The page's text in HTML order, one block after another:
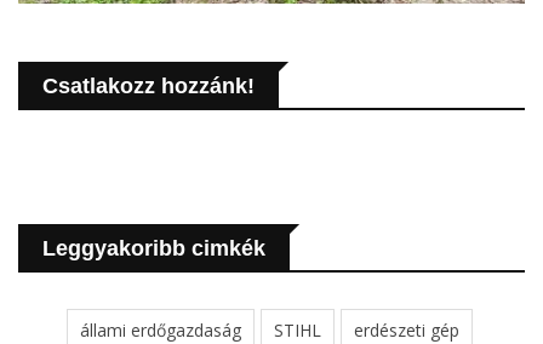
Csatlakozz hozzánk!
Leggyakoribb cimkék
állami erdőgazdaság STIHL erdészeti gép